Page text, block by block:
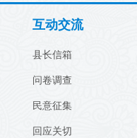
互动交流
县长信箱
问卷调查
民意征集
回应关切